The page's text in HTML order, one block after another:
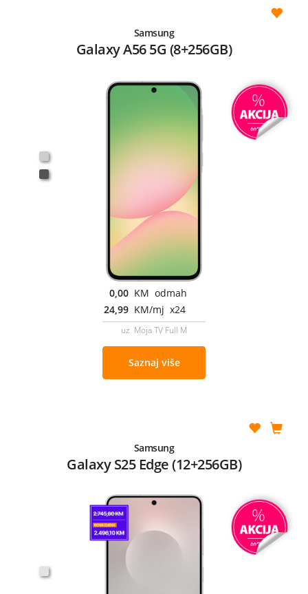
Samsung
Galaxy A56 5G (8+256GB)
0,00 KM odmah
24,99 KM/mj x24
uz Moja TV Full M
Saznaj više
Samsung
Galaxy S25 Edge (12+256GB)